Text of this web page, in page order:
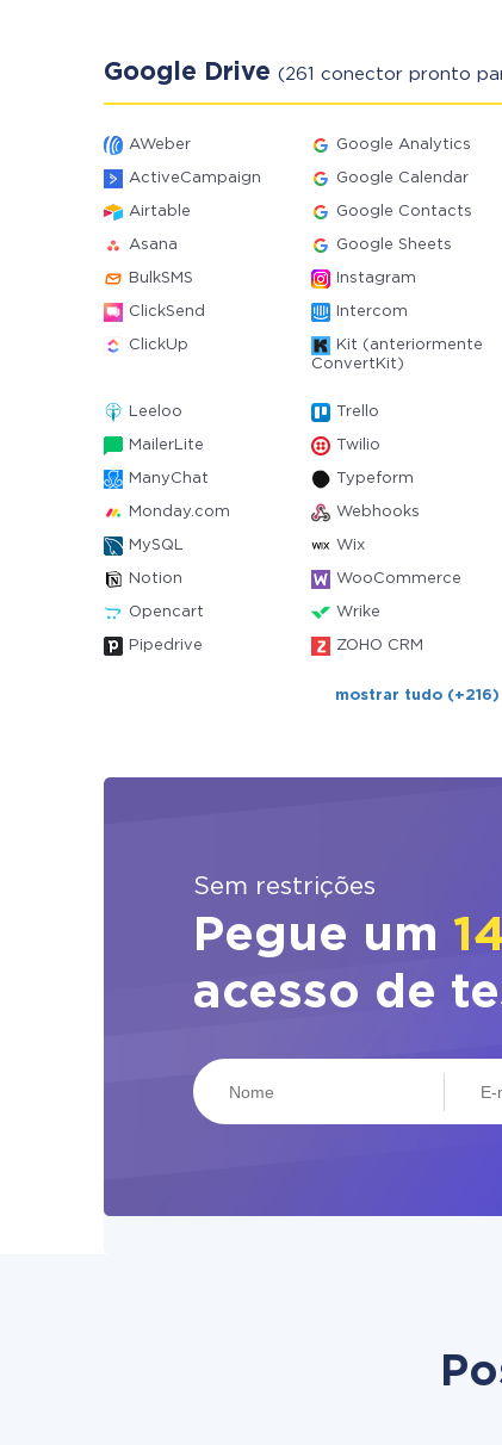
Google Drive (261 conector pronto
AWeber Google Analytics
ActiveCampaign Google Calendar
Airtable Google Contacts
Asana Google Sheets
BulkSMS Instagram
ClickSend Intercom
ClickUp
Kit (anteriormente
ConvertKit)
Leeloo Trello
MailerLite Twilio
ManyChat Typeform
Monday.com Webhooks
MySQL Wix
Notion WooCommerce
Opencart Wrike
Pipedrive ZOHO CRM
mostrar tudo (+216)
Sem restrições
Pegue um
acesso de